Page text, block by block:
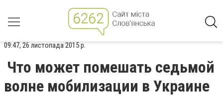
09:47, 26 листопада 2015 р.
Что может помешать седьмой
волне мобилизации в Украине